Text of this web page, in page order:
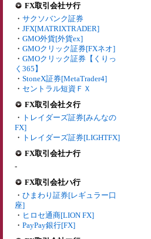
FX取引会社サ行
・ サクソバンク証券
・ JFX[MATRIXTRADER]
・ GMO外貨[外貨ex]
・ GMOクリック証券[FXネオ]
・ GMOクリック証券【くりっ
く365】
・ StoneX証券[MetaTrader4]
・ セントラル短資ＦＸ
FX取引会社タ行
・ トレイダーズ証券[みんなの
FX]
・ トレイダーズ証券[LIGHTFX]
FX取引会社ナ行
-
FX取引会社ハ行
・ ひまわり証券[レギュラー口
座]
・ ヒロセ通商[LION FX]
・ PayPay銀行[FX]